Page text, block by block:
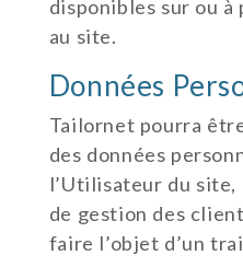
disponibles sur ou
au site.
Données
Tailornet pourra
des données
l’Utilisateur du
de gestion des
faire l’objet d’un